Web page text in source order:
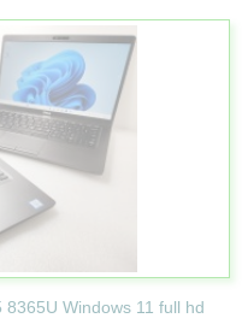
Windows 11 full hd